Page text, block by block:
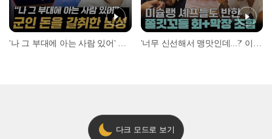
다크 모드로 보기